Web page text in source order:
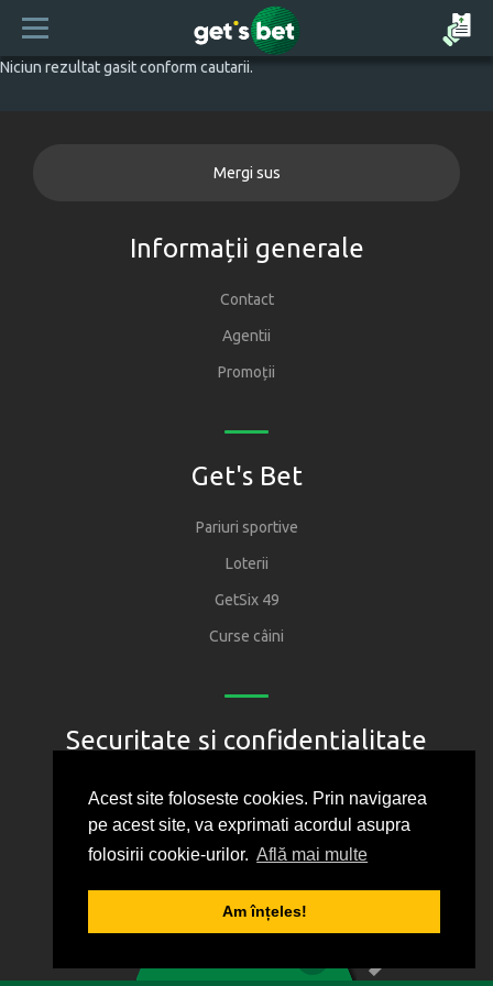
Acest site foloseste cookies. Prin navigarea
pe acest site, va exprimati acordul asupra
folosirii cookie-urilor. Află mai multe
Am înțeles!
Niciun rezultat gasit conform cautarii.
Mergi sus
Informații generale
Contact
Agentii
Promoții
Get's Bet
Pariuri sportive
Loterii
GetSix 49
Curse câini
Securitate și confidențialitate
Regulament
Joacă responsabil
Oficiul National pentru Jocuri de Noroc
Politica de confidentialitate
Cum folosim cookie-urile